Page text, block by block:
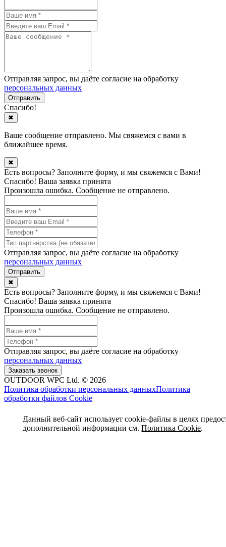
Отправляя запрос, вы даёте согласие на обработку
персональных данных
Спасибо!
✖
Ваше сообщение отправлено. Мы свяжемся с вами в
ближайшее время.
✖
Есть вопросы? Заполните форму, и мы свяжемся с Вами!
Спасибо! Ваша заявка принята
Произошла ошибка. Сообщение не отправлено.
Отправляя запрос, вы даёте согласие на обработку
персональных данных
✖
Есть вопросы? Заполните форму, и мы свяжемся с Вами!
Спасибо! Ваша заявка принята
Произошла ошибка. Сообщение не отправлено.
Отправляя запрос, вы даёте согласие на обработку
персональных данных
OUTDOOR WPC Ltd. © 2026
Политика обработки персональных данныхПолитика
обработки файлов Cookie
Данный веб-сайт использует cookie-файлы в целях
дополнительной информации см.Политика Cookie.